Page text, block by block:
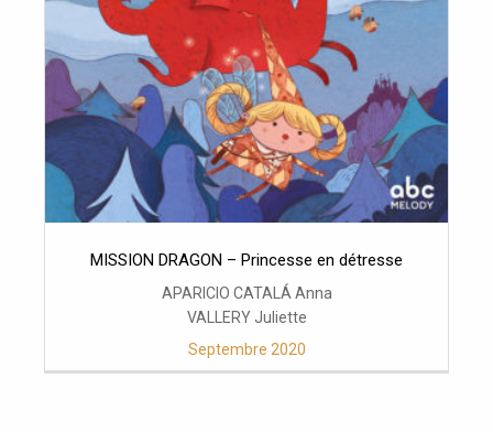
MISSION DRAGON – Princesse en détresse
APARICIO CATALÁ Anna
VALLERY Juliette
Septembre 2020